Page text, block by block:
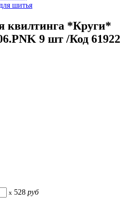
шитья
квилтинга *Круги*
9 шт /Код 61922
x 528 руб